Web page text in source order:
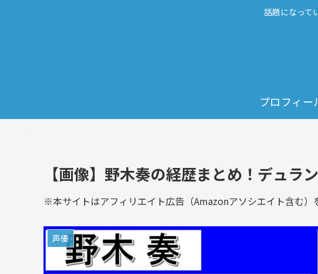
話題になって
プロフィー
【画像】野木奏の経歴まとめ！デュラ
※本サイトはアフィリエイト広告（Amazonアソシエイト含む）
声優